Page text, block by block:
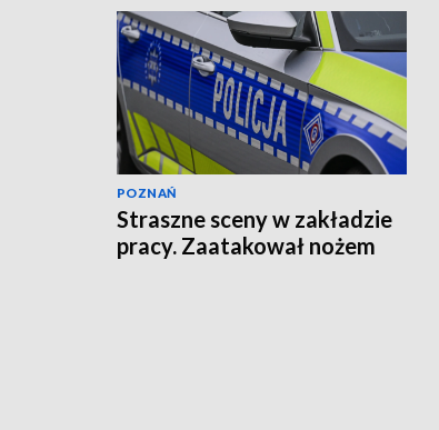
POZNAŃ
Straszne sceny w zakładzie
pracy. Zaatakował nożem